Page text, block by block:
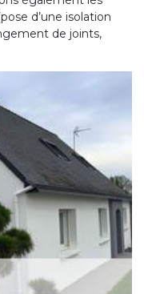
d’une isolation
de joints,